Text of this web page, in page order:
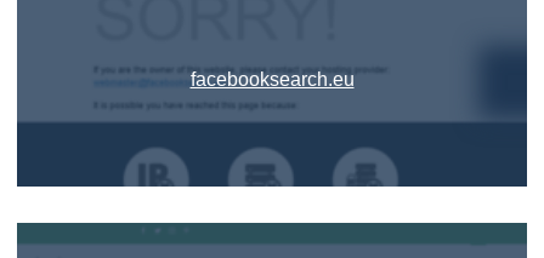
facebooksearch.eu